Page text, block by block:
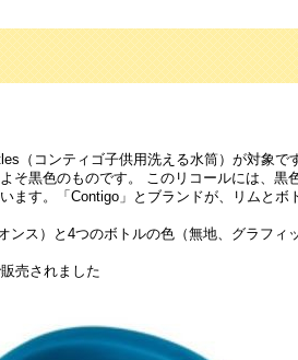
（コンティゴ子供用洗える水筒）が対象で
そ黒色のものです。 このリコールには、黒
ます。「Contigo」とブランドが、リムとボ
ンス）と4つのボトルの色（無地、グラフィ
売されました